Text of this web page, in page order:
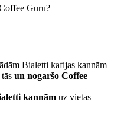
Guru?
Bialetti kafijas kannām
un nogaršo Coffee
kannām uz vietas